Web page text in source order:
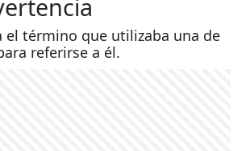
el término que utilizaba una de
referirse a él.